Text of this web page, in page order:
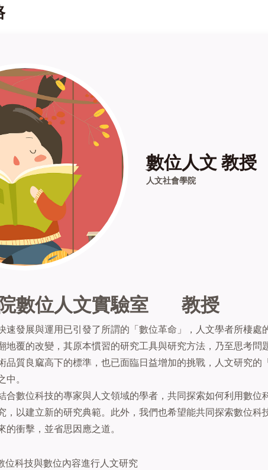
數位人文 教授
人文社會學院
數位人文實驗室 教授
速發展與運用已引發了所謂的「數位革命」，人文學者所棲處
地覆的改變，其原本慣習的研究工具與研究方法，乃至思考問
品質良窳高下的標準，也已面臨日益增加的挑戰，人文研究的
。
合數位科技的專家與人文領域的學者，共同探索如何利用數位
，以建立新的研究典範。此外，我們也希望能共同探索數位科
的衝擊，並省思因應之道。
位科技與數位內容進行人文研究